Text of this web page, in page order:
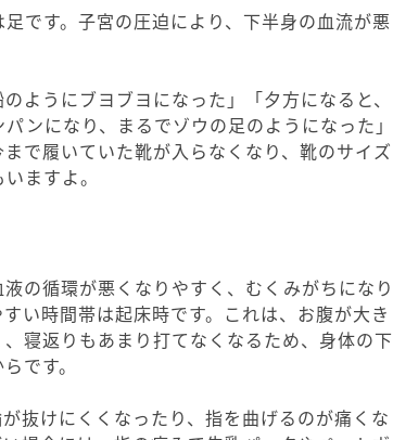
です。子宮の圧迫により、下半身の血流が悪
ようにブヨブヨになった」「夕方になると、
ンになり、まるでゾウの足のようになった」
で履いていた靴が入らなくなり、靴のサイズ
ますよ。
の循環が悪くなりやすく、むくみがちになり
い時間帯は起床時です。これは、お腹が大き
寝返りもあまり打てなくなるため、身体の下
です。
抜けにくくなったり、指を曲げるのが痛くな